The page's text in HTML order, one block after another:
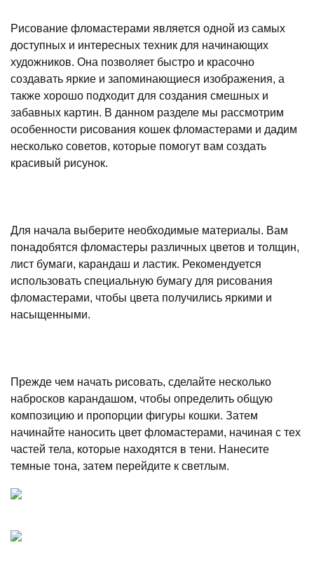
Рисование фломастерами является одной из самых
доступных и интересных техник для начинающих
художников. Она позволяет быстро и красочно
создавать яркие и запоминающиеся изображения, а
также хорошо подходит для создания смешных и
забавных картин. В данном разделе мы рассмотрим
особенности рисования кошек фломастерами и дадим
несколько советов, которые помогут вам создать
красивый рисунок.
Для начала выберите необходимые материалы. Вам
понадобятся фломастеры различных цветов и толщин,
лист бумаги, карандаш и ластик. Рекомендуется
использовать специальную бумагу для рисования
фломастерами, чтобы цвета получились яркими и
насыщенными.
Прежде чем начать рисовать, сделайте несколько
набросков карандашом, чтобы определить общую
композицию и пропорции фигуры кошки. Затем
начинайте наносить цвет фломастерами, начиная с тех
частей тела, которые находятся в тени. Нанесите
темные тона, затем перейдите к светлым.